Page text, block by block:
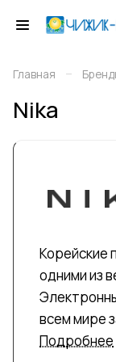
Главная –
Nika
Корейские
одними из
всем мире
дизайн.
Подробнее